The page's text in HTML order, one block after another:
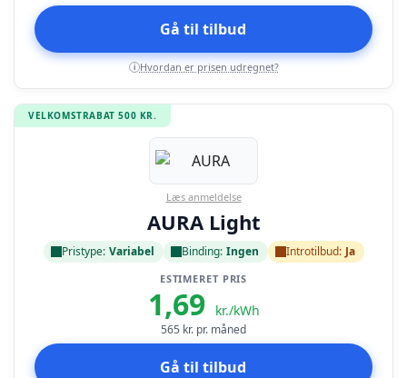
Gå til tilbud
i Hvordan er prisen udregnet?
VELKOMSTRABAT 500 KR.
Læs anmeldelse
AURA Light
Pristype: Variabel Binding: Ingen Introtilbud: Ja
ESTIMERET PRIS
1,69 kr./kWh
565 kr. pr. måned
Gå til tilbud